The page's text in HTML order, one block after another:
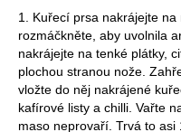
1. Kuřecí prsa nakrájejte na
rozmáčkněte, aby uvolnila
nakrájejte na tenké plátky,
plochou stranou nože.
vložte do něj nakrájené
kafírové listy a chilli. Vařte
maso neprovaří. Trvá to asi